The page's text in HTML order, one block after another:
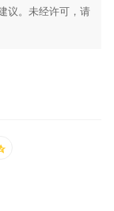
议。未经许可，请